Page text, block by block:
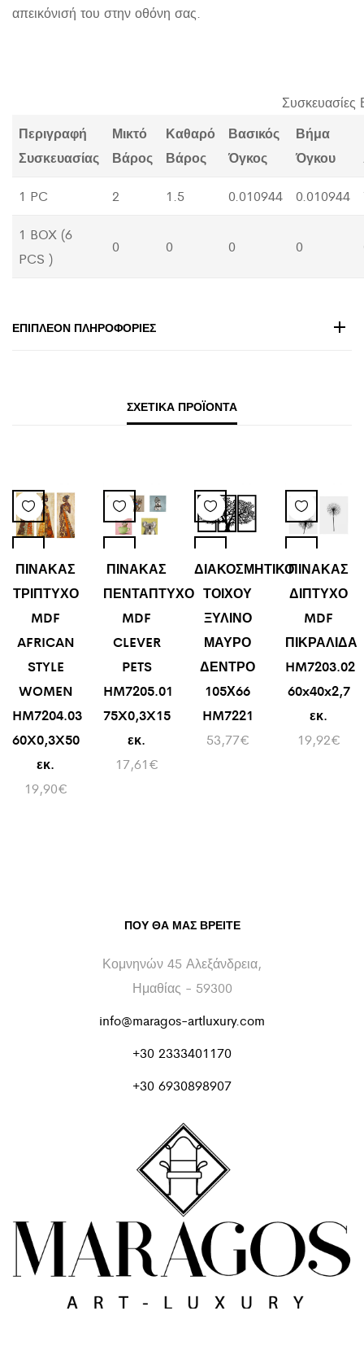
απεικόνισή του στην οθόνη σας.
Συσκευασίες
Περιγραφή
Συσκευασίας
Μικτό
Βάρος
Καθαρό
Βάρος
Βασικός
Όγκος
Βήμα
Όγκου
1 PC 2 1.5 0.010944 0.010944
1 BOX (6
PCS )
0 0 0 0
ΕΠΙΠΛΈΟΝ ΠΛΗΡΟΦΟΡΊΕΣ
ΣΧΕΤΙΚΆ ΠΡΟΪΌΝΤΑ
ΠΙΝΑΚΑΣ
ΤΡΙΠΤΥΧΟ
MDF
AFRICAN
STYLE
WOMEN
HM7204.03
60X0,3X50
εκ.
19,90€
ΠΙΝΑΚΑΣ
ΠΕΝΤΑΠΤΥΧΟ
MDF
CLEVER
PETS
HM7205.01
75X0,3X15
εκ.
17,61€
ΔΙΑΚΟΣΜΗΤΙΚΟ
ΤΟΙΧΟΥ
ΞΥΛΙΝΟ
ΜΑΥΡΟ
ΔΕΝΤΡΟ
105Χ66
HM7221
53,77€
ΠΙΝΑΚΑΣ
ΔΙΠΤΥΧΟ
MDF
ΠΙΚΡΑΛΙΔΑ
HM7203.02
60x40x2,7
εκ.
19,92€
ΠΟΥ ΘΑ ΜΑΣ ΒΡΕΊΤΕ
Κομνηνών 45 Αλεξάνδρεια,
Ημαθίας - 59300
info@maragos-artluxury.com
+30 2333401170
+30 6930898907